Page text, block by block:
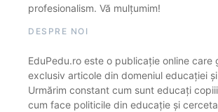
profesionalism. Vă mulțumim!
DESPRE NOI
EduPedu.ro este o publicație online care
exclusiv articole din domeniul educației
Urmărim constant cum sunt educați
cum face politicile din educație și